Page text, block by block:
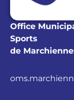
Office
Sports
de